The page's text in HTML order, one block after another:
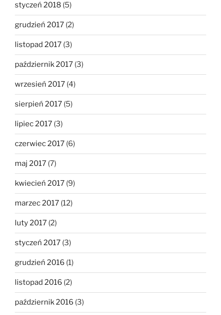
styczeń 2018 (5)
grudzień 2017 (2)
listopad 2017 (3)
październik 2017 (3)
wrzesień 2017 (4)
sierpień 2017 (5)
lipiec 2017 (3)
czerwiec 2017 (6)
maj 2017 (7)
kwiecień 2017 (9)
marzec 2017 (12)
luty 2017 (2)
styczeń 2017 (3)
grudzień 2016 (1)
listopad 2016 (2)
październik 2016 (3)